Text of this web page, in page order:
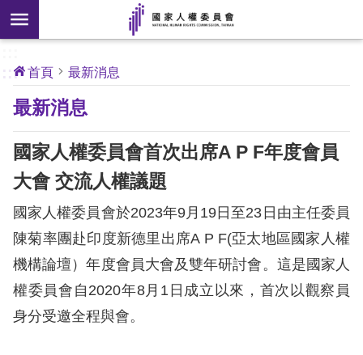
前往主要內容區塊
搜
尋
開
新
]
核
心
人
權
公
約
關
於
本
會
最
新
:::
首頁 最新消息
最新消息
國家人權委員會首次出席A P F年度會員
大會 交流人權議題
國家人權委員會於2023年9月19日至23日由主任委員
陳菊率團赴印度新德里出席A P F(亞太地區國家人權
機構論壇）年度會員大會及雙年研討會。這是國家人
權委員會自2020年8月1日成立以來，首次以觀察員
身分受邀全程與會。